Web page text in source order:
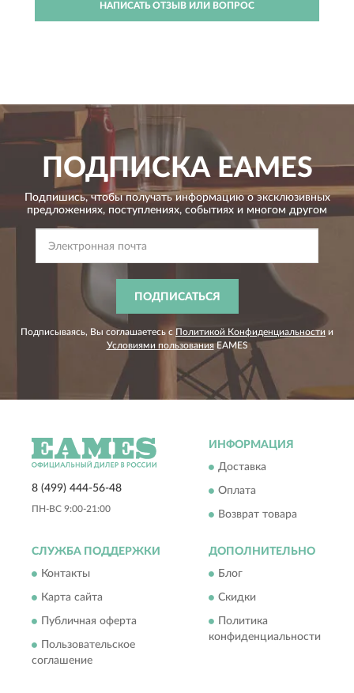
НАПИСАТЬ ОТЗЫВ ИЛИ ВОПРОС
ПОДПИСКАEAMES
Подпишись, чтобы получать информацию о эксклюзивных
предложениях, поступлениях, событиях и многом другом
ПОДПИСАТЬСЯ
Подписываясь, Вы соглашаетесь с Политикой Конфиденциальности и
Условиями пользованияEAMES
8 (499) 444-56-48
ПН-ВС 9:00-21:00
ИНФОРМАЦИЯ
Доставка
Оплата
Возврат товара
СЛУЖБА ПОДДЕРЖКИ
Контакты
Карта сайта
Публичная оферта
Пользовательское
соглашение
ДОПОЛНИТЕЛЬНО
Блог
Скидки
Политика
конфиденциальности